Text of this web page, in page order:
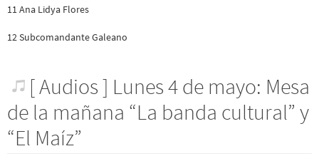
11 Ana Lidya Flores
12 Subcomandante Galeano
[ Audios ] Lunes 4 de mayo: Mesa
de la mañana “La banda cultural” y
“El Maíz”